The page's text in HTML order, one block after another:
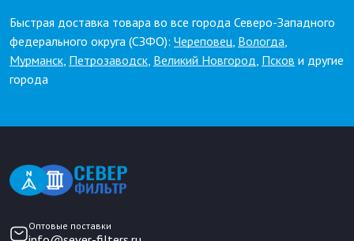
Быстрая доставка товара во все города Северо-Западного
федерального округа (СЗФО): Череповец, Вологда,
Мурманск, Петрозаводск, Великий Новгород, Псков и другие
города
Оптовые поставки